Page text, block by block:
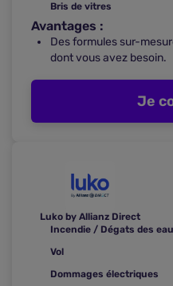
Bris de vitres
Avantages :
Des formules sur-
dont vous avez besoin.
Je
Luko by Allianz Direct
Incendie / Dégats des
Vol
Dommages électriques